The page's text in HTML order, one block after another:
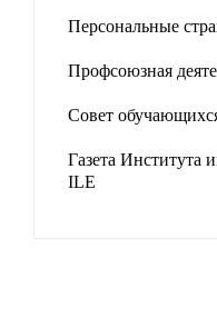
Персональные
Профсоюзная
Совет
Газета Института
ILE